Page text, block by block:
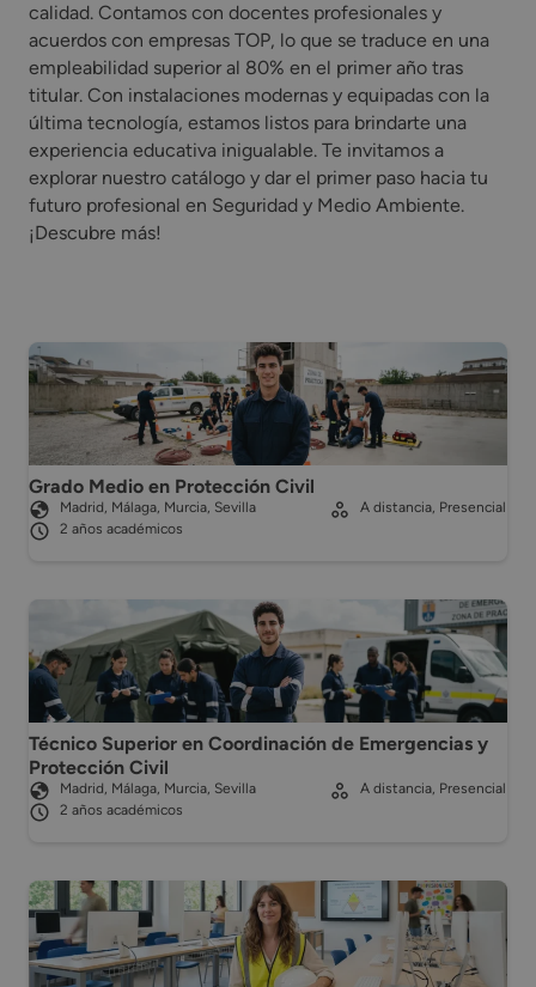
calidad. Contamos con docentes profesionales y
acuerdos con empresas TOP, lo que se traduce en una
empleabilidad superior al 80% en el primer año tras
titular. Con instalaciones modernas y equipadas con la
última tecnología, estamos listos para brindarte una
experiencia educativa inigualable. Te invitamos a
explorar nuestro catálogo y dar el primer paso hacia tu
futuro profesional en Seguridad y Medio Ambiente.
¡Descubre más!
Grado Medio en Protección Civil
Madrid, Málaga, Murcia, Sevilla
2 años académicos
A distancia, Presencial
Técnico Superior en Coordinación de Emergencias y
Protección Civil
Madrid, Málaga, Murcia, Sevilla
2 años académicos
A distancia, Presencial